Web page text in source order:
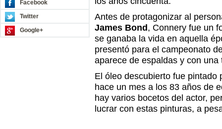
Facebook
Twitter
Google+
Antes de protagonizar al
James Bond , Connery fue un
se ganaba la vida en aquella
presentó para el campeonato
aparece de espaldas y con una
El óleo descubierto fue pintado
hace un mes a los 83 años de
hay varios bocetos del actor,
lucrar con estas pinturas, a